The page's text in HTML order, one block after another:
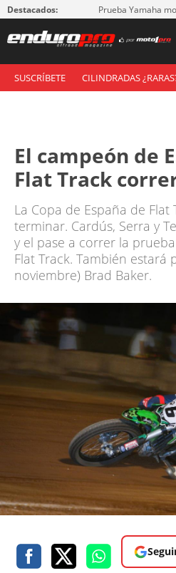
Destacados: Prueba Yamaha
SUSCRÍBETE CILINDRADAS
El campeón de
Flat Track
La Copa de España de
terminar. Cardús, Serra y
y el pase a correr la
Flat Track. También estará
noviembre) Brad Baker.